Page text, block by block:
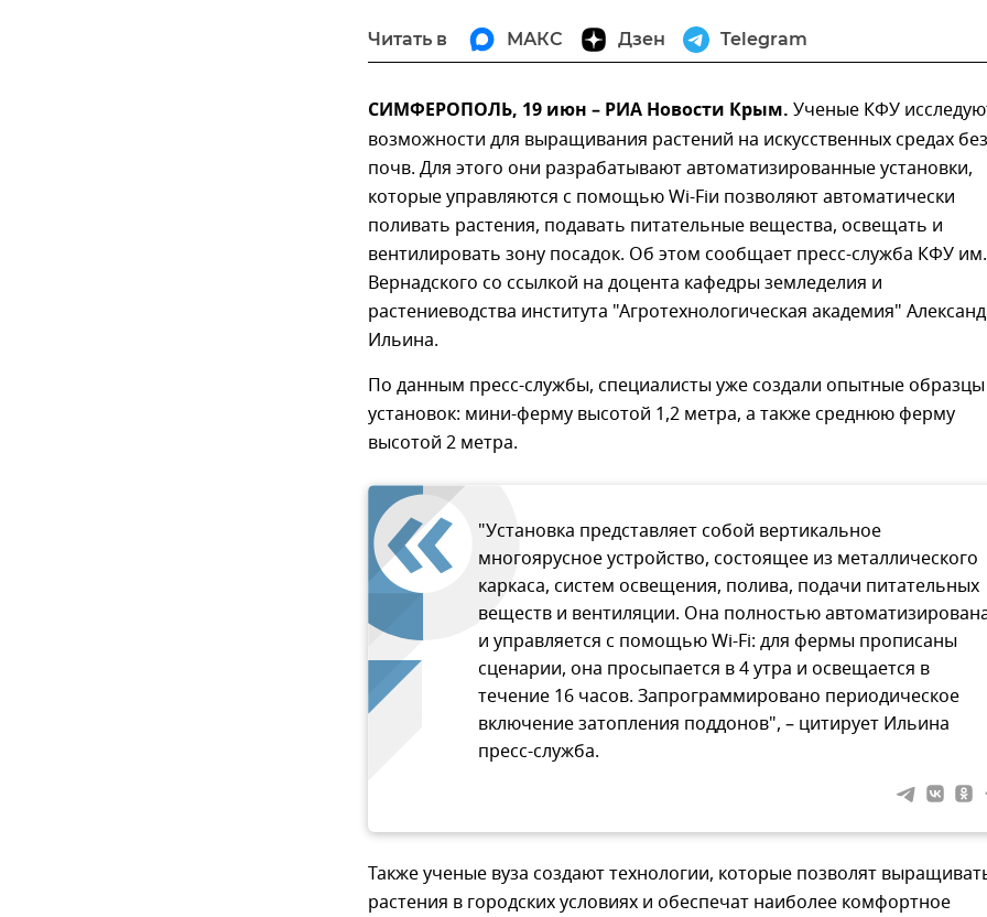
Читать в МАКС Дзен Telegram
СИМФЕРОПОЛЬ, 19 июн – РИА Новости Крым. Ученые КФУ
возможности для выращивания растений на искусственных средах без
почв. Для этого они разрабатывают автоматизированные установки,
которые управляются с помощью Wi-Fiи позволяют автоматически
поливать растения, подавать питательные вещества, освещать и
вентилировать зону посадок. Об этом сообщает пресс-служба КФУ им.
Вернадского со ссылкой на доцента кафедры земледелия и
растениеводства института "Агротехнологическая академия"
Ильина.
По данным пресс-службы, специалисты уже создали опытные образцы
установок: мини-ферму высотой 1,2 метра, а также среднюю ферму
высотой 2 метра.
"Установка представляет собой вертикальное
многоярусное устройство, состоящее из металлического
каркаса, систем освещения, полива, подачи питательных
веществ и вентиляции. Она полностью
и управляется с помощью Wi-Fi: для фермы прописаны
сценарии, она просыпается в 4 утра и освещается в
течение 16 часов. Запрограммировано периодическое
включение затопления поддонов", – цитирует Ильина
пресс-служба.
Также ученые вуза создают технологии, которые позволят
растения в городских условиях и обеспечат наиболее комфортное